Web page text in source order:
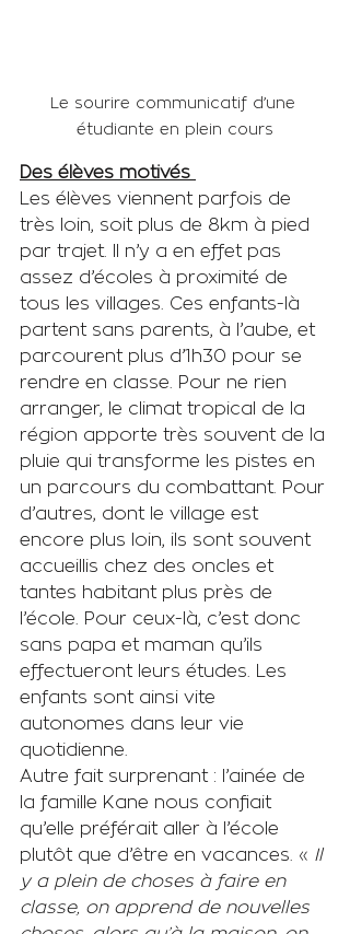
Le sourire communicatif d’une
étudiante en plein cours
Des élèves motivés
Les élèves viennent parfois de
très loin, soit plus de 8km à pied
par trajet. Il n’y a en effet pas
assez d’écoles à proximité de
tous les villages. Ces enfants-là
partent sans parents, à l’aube, et
parcourent plus d’1h30 pour se
rendre en classe. Pour ne rien
arranger, le climat tropical de la
région apporte très souvent de la
pluie qui transforme les pistes en
un parcours du combattant. Pour
d’autres, dont le village est
encore plus loin, ils sont souvent
accueillis chez des oncles et
tantes habitant plus près de
l’école. Pour ceux-là, c’est donc
sans papa et maman qu’ils
effectueront leurs études. Les
enfants sont ainsi vite
autonomes dans leur vie
quotidienne.
Autre fait surprenant : l’ainée de
la famille Kane nous confiait
qu’elle préférait aller à l’école
plutôt que d’être en vacances. « Il
y a plein de choses à faire en
classe, on apprend de nouvelles